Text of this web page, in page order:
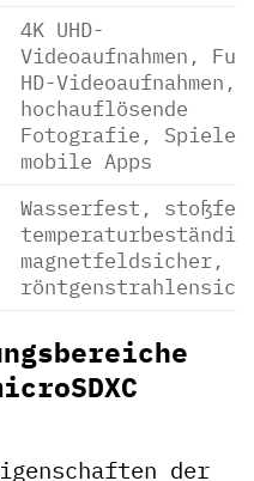
4K UHD-
Videoaufnahmen,
HD-Videoaufnahmen,
hochauflösende
Fotografie, Spiele,
mobile Apps
Wasserfest,
magnetfeldsicher,
der